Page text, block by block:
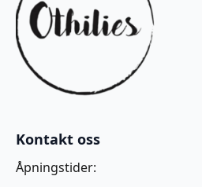
Kontakt oss
Åpningstider: